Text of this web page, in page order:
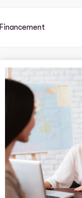
Financement